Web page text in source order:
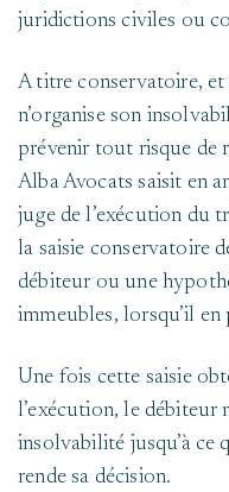
juridictions civiles ou
A titre conservatoire, et
n’organise son
prévenir tout risque de
Alba Avocats saisit en
juge de l’exécution du
la saisie conservatoire
débiteur ou une
immeubles, lorsqu’il en
Une fois cette saisie
l’exécution, le débiteur
insolvabilité jusqu’à ce
rende sa décision.